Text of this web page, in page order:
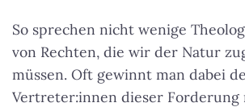
So sprechen nicht wenige
von Rechten, die wir der Natur
müssen. Oft gewinnt man dabei
Vertreter:innen dieser Forderung